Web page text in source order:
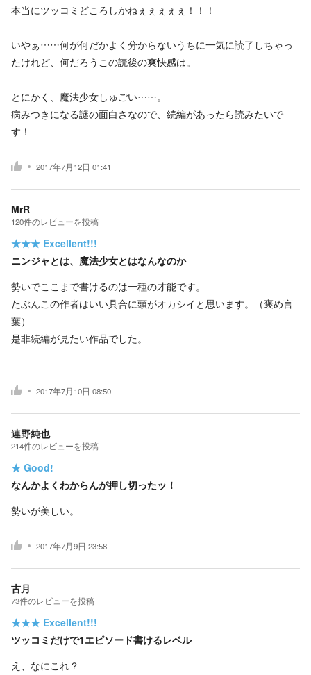
本当にツッコミどころしかねぇぇぇぇぇ！！！
いやぁ……何が何だかよく分からないうちに一気に読了しちゃっ
たけれど、何だろうこの読後の爽快感は。
とにかく、魔法少女しゅごい……。
病みつきになる謎の面白さなので、続編があったら読みたいで
す！
2017年7月12日 01:41
MrR
120件のレビューを投稿
★★★ Excellent!!!
ニンジャとは、魔法少女とはなんなのか
勢いでここまで書けるのは一種の才能です。
たぶんこの作者はいい具合に頭がオカシイと思います。（褒め言
葉）
是非続編が見たい作品でした。
2017年7月10日 08:50
連野純也
214件のレビューを投稿
★ Good!
なんかよくわからんが押し切ったッ！
勢いが美しい。
2017年7月9日 23:58
古月
73件のレビューを投稿
★★★ Excellent!!!
ツッコミだけで1エピソード書けるレベル
え、なにこれ？